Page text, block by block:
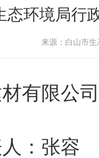
态环境局行
来源：白山市
有限公司
人：